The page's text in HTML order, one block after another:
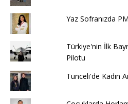
Yaz Sofranızda
Türkiye'nin İlk
Pilotu
Tunceli'de Kadın